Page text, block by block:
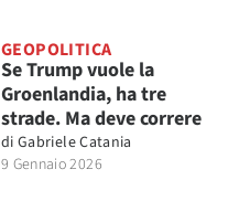
GEOPOLITICA
Se Trump vuole la
Groenlandia, ha tre
strade. Ma deve correre
di Gabriele Catania
9 Gennaio 2026